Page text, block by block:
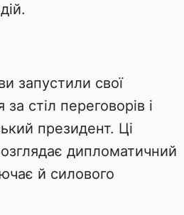
запустили свої
стіл переговорів і
президент. Ці
дипломатичний
й силового